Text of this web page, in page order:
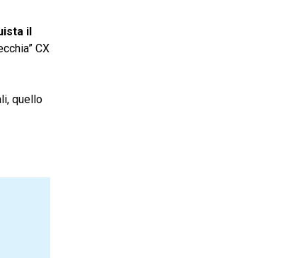
il
CX
quello